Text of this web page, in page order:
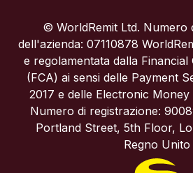
Regno Unito
Spagna
© WorldRemit Ltd. Numero
dell'azienda: 07110878
e regolamentata dalla
(FCA) ai sensi delle Payment
2017 e delle Electronic Money
Numero di registrazione:
Portland Street, 5th Floor,
Regno Unito